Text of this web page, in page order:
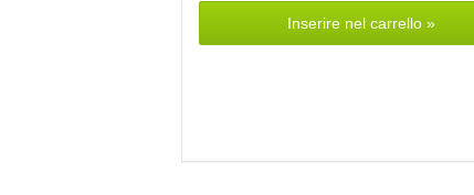
Inserire nel carrello »